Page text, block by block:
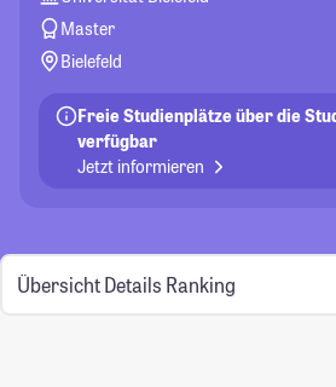
Master
Bielefeld
Freie Studienplätze über die
verfügbar
Jetzt informieren
Übersicht Details Ranking